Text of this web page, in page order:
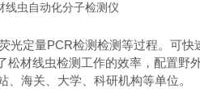
光定量PCR检测检测等过程。可
材线虫检测工作的效率，配置野
海关、大学、科研机构等单位。